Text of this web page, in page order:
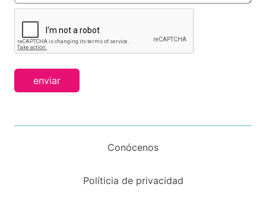
enviar
Conócenos
Políticia de privacidad